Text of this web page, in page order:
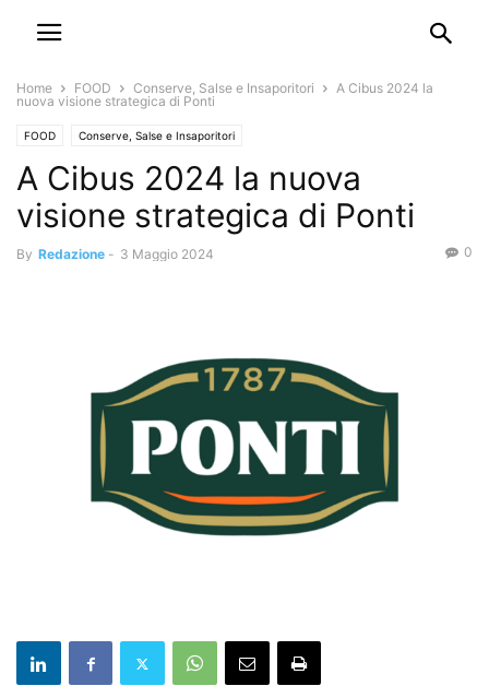
Home FOOD Conserve, Salse e Insaporitori
A Cibus 2024 la
nuova visione strategica di Ponti
FOOD Conserve, Salse e Insaporitori
A Cibus 2024 la nuova
visione strategica di Ponti
By Redazione - 3 Maggio 2024 0